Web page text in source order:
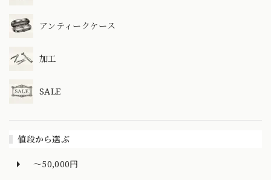
アンティークケース
加工
SALE
値段から選ぶ
～50,000円